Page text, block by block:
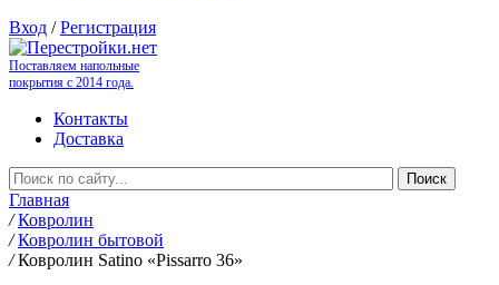
Вход /Регистрация
Поставляем напольные
покрытия с 2014 года.
Контакты
Доставка
Главная
/ Ковролин
/ Ковролин бытовой
/ Ковролин Satino «Pissarro 36»